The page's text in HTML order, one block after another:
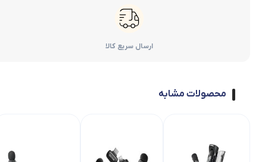
ارسال سریع کالا
محصولات مشابه